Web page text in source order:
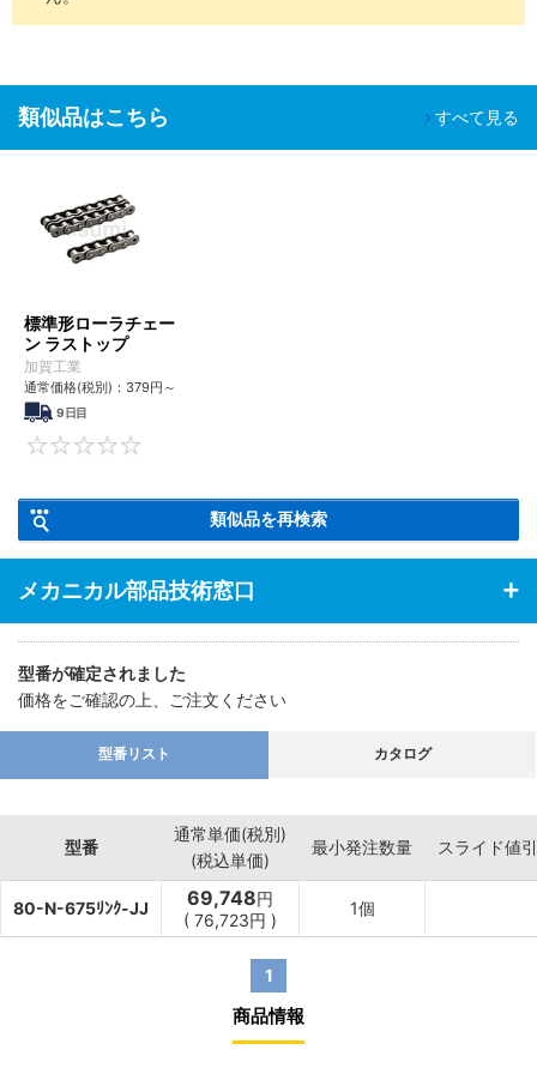
類似品はこちら すべて見る
標準形ローラチェー
ン ラストップ
加賀工業
通常価格(税別)： 379円 ～
9日目
類似品を再検索
メカニカル部品技術窓口
型番が確定されました
価格をご確認の上、ご注文ください
型番リスト カタログ
型番
通常単価(税別)
(税込単価)
最小発注数量 スライド値引
80-N-675ﾘﾝｸ-JJ 69,748円
( 76,723円 )
1個
1
商品情報